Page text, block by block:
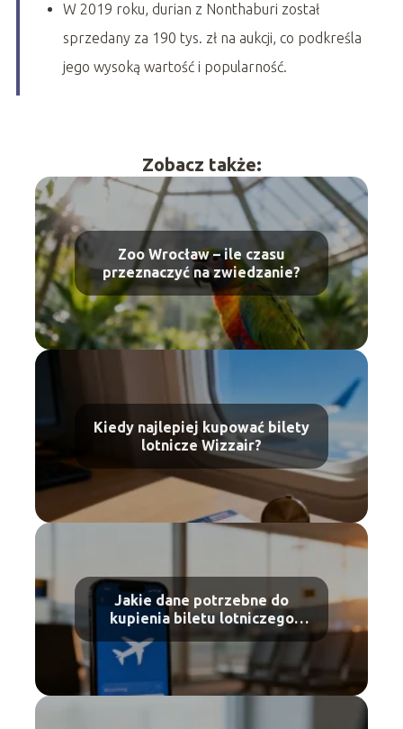
W 2019 roku, durian z Nonthaburi został
sprzedany za 190 tys. zł na aukcji, co podkreśla
jego wysoką wartość i popularność.
Zobacz także:
Zoo Wrocław – ile czasu
przeznaczyć na zwiedzanie?
Kiedy najlepiej kupować bilety
lotnicze Wizzair?
Jakie dane potrzebne do
kupienia biletu lotniczego
Ryanair?